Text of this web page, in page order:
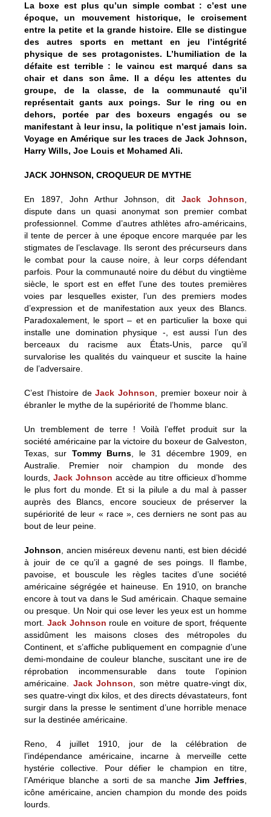
La boxe est plus qu’un simple combat : c’est une
époque, un mouvement historique, le croisement
entre la petite et la grande histoire. Elle se distingue
des autres sports en mettant en jeu l’intégrité
physique de ses protagonistes. L’humiliation de la
défaite est terrible : le vaincu est marqué dans sa
chair et dans son âme. Il a déçu les attentes du
groupe, de la classe, de la communauté qu’il
représentait gants aux poings. Sur le ring ou en
dehors, portée par des boxeurs engagés ou se
manifestant à leur insu, la politique n’est jamais loin.
Voyage en Amérique sur les traces de Jack Johnson,
Harry Wills, Joe Louis et Mohamed Ali.
JACK JOHNSON, CROQUEUR DE MYTHE
En 1897, John Arthur Johnson, ditJack Johnson
dispute dans un quasi anonymat son premier combat
professionnel. Comme d’autres athlètes afro-américains,
il tente de percer à une époque encore marquée par les
stigmates de l’esclavage. Ils seront des précurseurs dans
le combat pour la cause noire, à leur corps défendant
parfois. Pour la communauté noire du début du vingtième
siècle, le sport est en effet l’une des toutes premières
voies par lesquelles exister, l’un des premiers modes
d’expression et de manifestation aux yeux des Blancs.
Paradoxalement, le sport – et en particulier la boxe qui
installe une domination physique -, est aussi l’un des
berceaux du racisme aux États-Unis, parce qu’il
survalorise les qualités du vainqueur et suscite la haine
de l’adversaire.
C’est l’histoire deJack Johnson , premier boxeur noir à
ébranler le mythe de la supériorité de l’homme blanc.
Un tremblement de terre ! Voilà l’effet produit sur la
société américaine par la victoire du boxeur de Galveston,
Texas, sur Tommy Burns , le 31 décembre 1909, en
Australie. Premier noir champion du monde des
lourds, Jack Johnson accède au titre officieux d’homme
le plus fort du monde. Et si la pilule a du mal à passer
auprès des Blancs, encore soucieux de préserver la
supériorité de leur « race », ces derniers ne sont pas au
bout de leur peine.
Johnson , ancien miséreux devenu nanti, est bien décidé
à jouir de ce qu’il a gagné de ses poings. Il flambe,
pavoise, et bouscule les règles tacites d’une société
américaine ségrégée et haineuse. En 1910, on branche
encore à tout va dans le Sud américain. Chaque semaine
ou presque. Un Noir qui ose lever les yeux est un homme
mort. Jack Johnson roule en voiture de sport, fréquente
assidûment les maisons closes des métropoles du
Continent, et s’affiche publiquement en compagnie d’une
demi-mondaine de couleur blanche, suscitant une ire de
réprobation incommensurable dans toute l’opinion
américaine. Jack Johnson , son mètre quatre-vingt dix,
ses quatre-vingt dix kilos, et des directs dévastateurs, font
surgir dans la presse le sentiment d’une horrible menace
sur la destinée américaine.
Reno, 4 juillet 1910, jour de la célébration de
l’indépendance américaine, incarne à merveille cette
hystérie collective. Pour défier le champion en titre,
l’Amérique blanche a sorti de sa mancheJim Jeffries
icône américaine, ancien champion du monde des poids
lourds.